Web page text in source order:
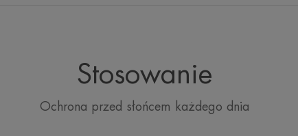
Stosowanie
Ochrona przed słońcem każdego dnia